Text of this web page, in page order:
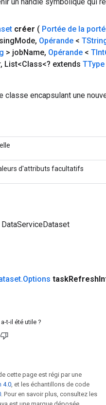
créer ( Portée de la
Mode, Opérande <
> jobName, Opérande <
, List<Class<? extends TType
classe encapsulant une
d'attributs facultatifs
.Options taskRefresh
t-il été utile ?
cette page est régi par une
4.0, et les échantillons de code
. Pour en savoir plus, consultez les